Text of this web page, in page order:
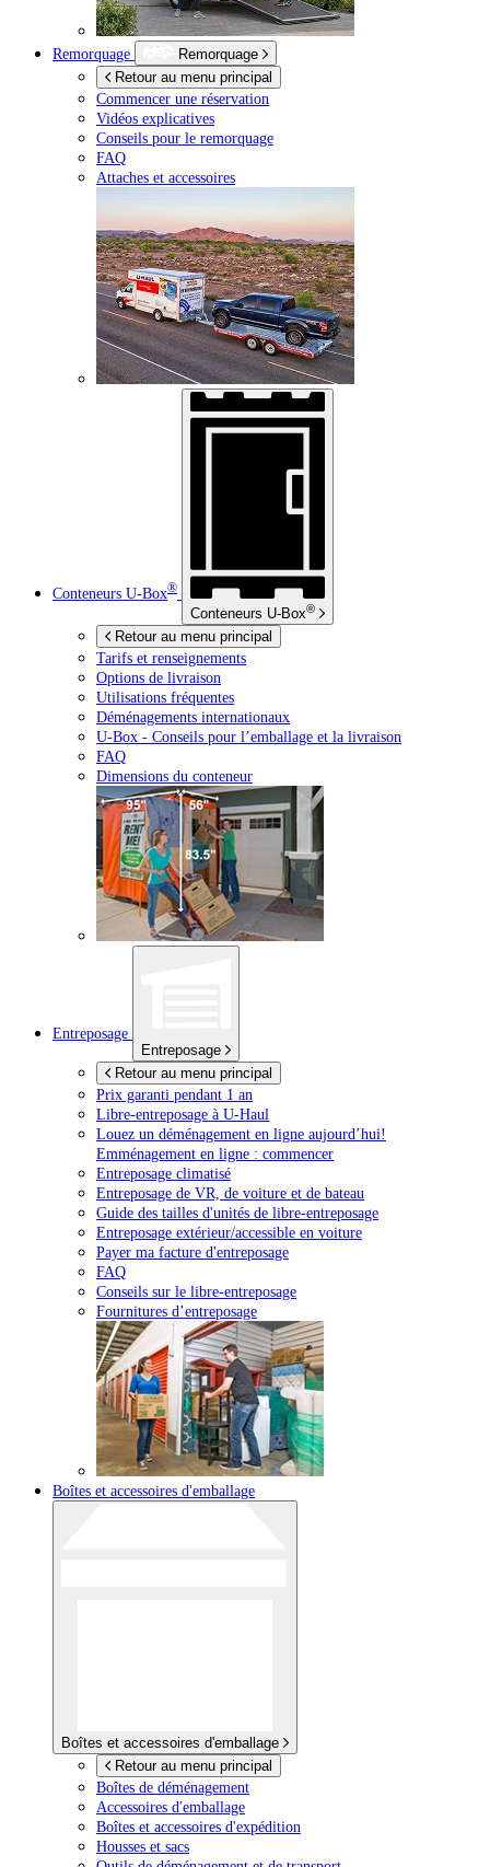
Remorquage
Remorquage
Retour au menu principal
Commencer une réservation
Vidéos explicatives
Conseils pour le remorquage
FAQ
Attaches et accessoires
Conteneurs U-Box®
Conteneurs U-Box®
Retour au menu principal
Tarifs et renseignements
Options de livraison
Utilisations fréquentes
Déménagements internationaux
U-Box - Conseils pour l’emballage et la livraison
FAQ
Dimensions du conteneur
Entreposage
Entreposage
Retour au menu principal
Prix garanti pendant 1 an
Libre-entreposage à U-Haul
Louez un déménagement en ligne aujourd’hui!
Emménagement en ligne : commencer
Entreposage climatisé
Entreposage de VR, de voiture et de bateau
Guide des tailles d'unités de libre-entreposage
Entreposage extérieur/accessible en voiture
Payer ma facture d'entreposage
FAQ
Conseils sur le libre-entreposage
Fournitures d’entreposage
Boîtes et accessoires d'emballage
Boîtes et accessoires d'emballage
Retour au menu principal
Boîtes de déménagement
Accessoires d'emballage
Boîtes et accessoires d'expédition
Housses et sacs